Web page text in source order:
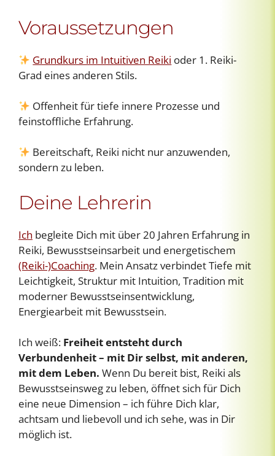
Voraussetzungen
Grundkurs im Intuitiven Reiki oder 1. Reiki-
Grad eines anderen Stils.
Offenheit für tiefe innere Prozesse und
feinstoffliche Erfahrung.
Bereitschaft, Reiki nicht nur anzuwenden,
sondern zu leben.
Deine Lehrerin
Ich begleite Dich mit über 20 Jahren Erfahrung in
Reiki, Bewusstseinsarbeit und energetischem
(Reiki-)Coaching. Mein Ansatz verbindet Tiefe mit
Leichtigkeit, Struktur mit Intuition, Tradition mit
moderner Bewusstseinsentwicklung,
Energiearbeit mit Bewusstsein.
Ich weiß: Freiheit entsteht durch
Verbundenheit – mit Dir selbst, mit anderen,
mit dem Leben. Wenn Du bereit bist, Reiki als
Bewusstseinsweg zu leben, öffnet sich für Dich
eine neue Dimension – ich führe Dich klar,
achtsam und liebevoll und ich sehe, was in Dir
möglich ist.